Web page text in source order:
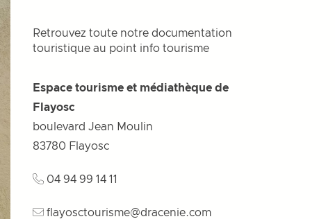
Retrouvez toute notre documentation
touristique au point info tourisme
Espace tourisme et médiathèque de
Flayosc
boulevard Jean Moulin
83780 Flayosc
04 94 99 14 11
flayosctourisme@dracenie.com